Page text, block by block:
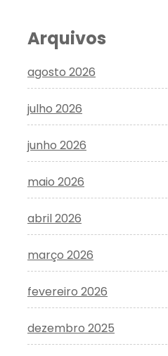
Arquivos
agosto 2026
julho 2026
junho 2026
maio 2026
abril 2026
março 2026
fevereiro 2026
dezembro 2025